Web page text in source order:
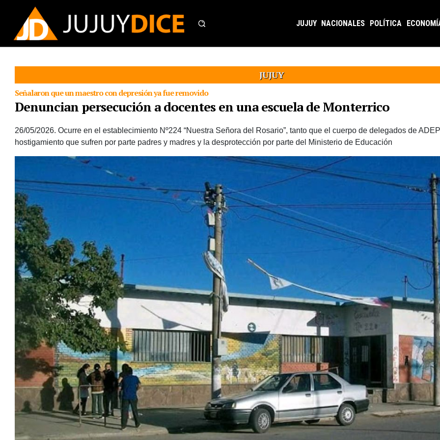
JUJUY NACIONALES POLÍTICA
JUJUY
Señalaron que un maestro con depresión ya fue removido
Denuncian persecución a docentes en una escuela de Monterrico
26/05/2026. Ocurre en el establecimiento Nº224 “Nuestra Señora del Rosario”, tanto que el cuerpo de delegados de
hostigamiento que sufren por parte padres y madres y la desprotección por parte del Ministerio de Educación